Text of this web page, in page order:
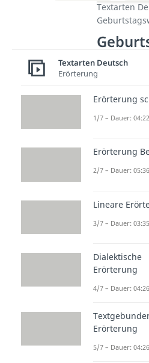
Textarten
Oma
Video
Der
vor der
einem
Problem!
im Video
Textarten Deutsch
Erörterung
Erörterung
1/7 – Dauer: 04:22
Erörterung
2/7 – Dauer: 05:36
Lineare
3/7 – Dauer: 03:35
Dialektische
Erörterung
4/7 – Dauer: 04:26
Erörterung
5/7 – Dauer: 04:26